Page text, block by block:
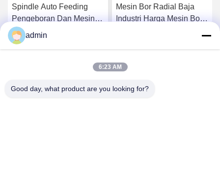
Spindle Auto Feeding
Pengeboran Dan Mesin
Tapping Radial Arm
Pengeboran Mesin Harga
Mesin Bor Radial Baja
Industri Harga Mesin Bor
admin
6:23 AM
Good day, what product are you looking for?